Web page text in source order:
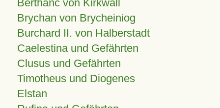
Berthanc von Kirkwall
Brychan von Brycheiniog
Burchard II. von Halberstadt
Caelestina und Gefährten
Clusus und Gefährten
Timotheus und Diogenes
Elstan